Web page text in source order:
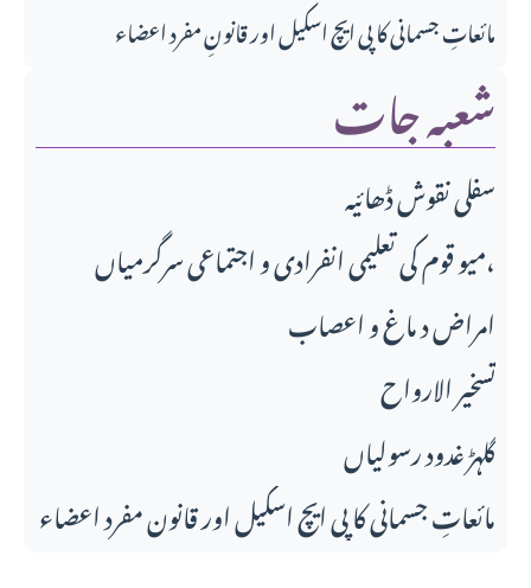
مائعاتِ جسمانی کا پی ایچ اسکیل اور قانونِ مفرد اعضاء
شعبہ جات
سفلی نقوش ڈھائیہ
میو قوم کی تعلیمی انفرادی و اجتماعی سرگرمیاں،
امراض د ماغ و اعصاب
تسخير الارواح
گلہڑ غدود رسولیاں
مائعاتِ جسمانی کا پی ایچ اسکیل اور قانونِ مفرد اعضاء